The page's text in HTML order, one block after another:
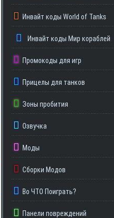
Инвайт коды World of Tanks
Инвайт коды Мир кораблей
Промокоды для игр
Прицелы для танков
Зоны пробития
Озвучка
Моды
Сборки Модов
Во ЧТО Поиграть?
Панели повреждений